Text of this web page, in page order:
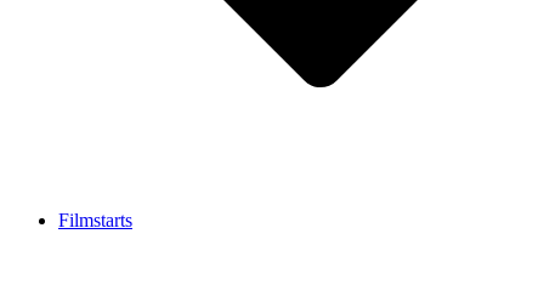
Filmstarts